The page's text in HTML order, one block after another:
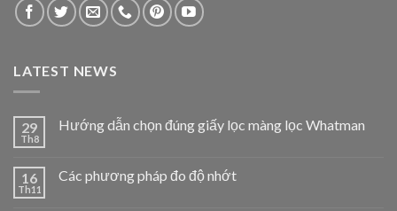
LATEST NEWS
29
Th8
Hướng dẫn chọn đúng giấy lọc màng lọc Whatman
16
Th11
Các phương pháp đo độ nhớt